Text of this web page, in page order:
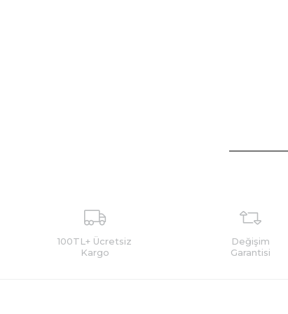
100TL+ Ücretsiz
Kargo
Değişim
Garantisi